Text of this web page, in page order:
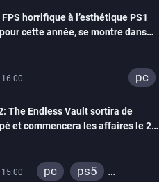
FPS horrifique à l’esthétique PS1
cette année, se montre dans
pc
The Endless Vault sortira de
et commencera les affaires le 2
pc
ps5